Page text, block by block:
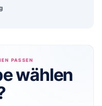
PASSEN
wählen